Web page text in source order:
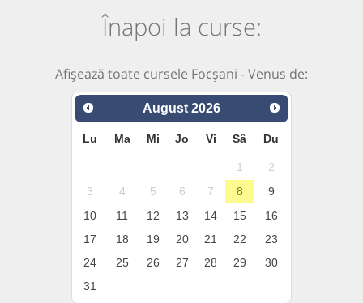
Înapoi la curse:
Afișează toate cursele Focșani - Venus de:
August 2026
Lu Ma Mi Jo Vi Sâ Du
1
2
3
4 5 6 7 8
9
10
11 12 13 14 15
16
17
18 19 20 21 22
23
24
25 26 27 28 29
30
31